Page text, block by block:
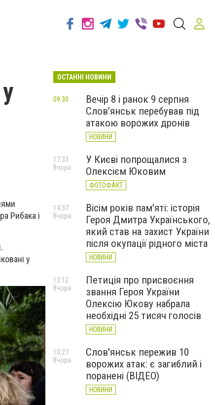
Рибака і
у
ОСТАННІ НОВИНИ
Вечір 8 і ранок 9 серпня
Слов’янськ перебував під
атакою ворожих дронів
НОВИНИ
09:30
У Києві попрощалися з
Олексієм Юковим
ФОТОФАКТ
17:33
Вчора
Вісім років пам'яті: історія
Героя Дмитра Українського,
який став на захист України
після окупації рідного міста
НОВИНИ
14:37
Вчора
Петиція про присвоєння
звання Героя України
Олексію Юкову набрала
необхідні 25 тисяч голосів
НОВИНИ
12:12
Вчора
Слов'янськ пережив 10
ворожих атак: є загиблий і
поранені (ВІДЕО)
НОВИНИ
10:27
Вчора